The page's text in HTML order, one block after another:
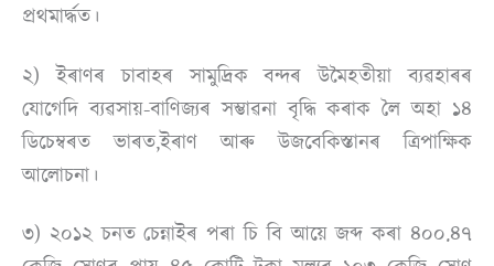
প্ৰথমাৰ্দ্ধত।
২) ইৰাণৰ চাবাহৰ সামুদ্ৰিক বন্দৰ উমৈহতীয়া ব্যৱহাৰৰ
যোগেদি ব্যৱসায়-বাণিজ্যৰ সম্ভাৱনা বৃদ্ধি কৰাক লৈ অহা ১৪
ডিচেম্বৰত ভাৰত,ইৰাণ আৰু উজবেকিস্তানৰ ত্ৰিপাক্ষিক
আলোচনা।
৩) ২০১২ চনত চেন্নাইৰ পৰা চি বি আয়ে জব্দ কৰা ৪০০.৪৭